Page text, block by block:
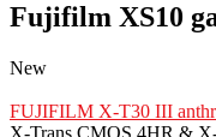
Fujifilm XS10
New
FUJIFILM X-T30 III
X-Trans CMOS 4HR &